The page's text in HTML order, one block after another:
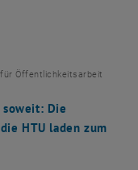
Öffentlichkeitsarbeit
Die
HTU laden zum